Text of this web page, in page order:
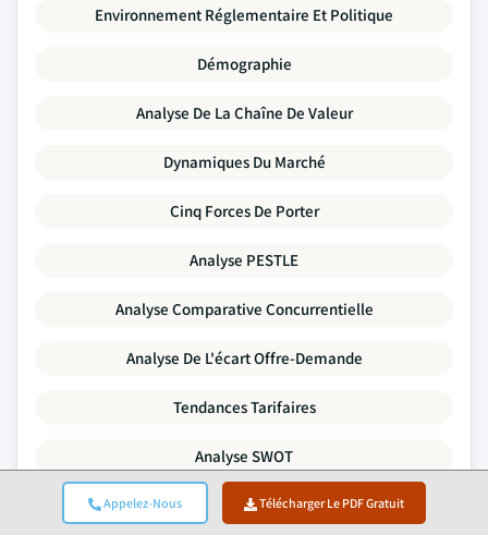
Appelez-Nous Télécharger Le PDF Gratuit
Environnement Réglementaire Et Politique
Démographie
Analyse De La Chaîne De Valeur
Dynamiques Du Marché
Cinq Forces De Porter
Analyse PESTLE
Analyse Comparative Concurrentielle
Analyse De L'écart Offre-Demande
Tendances Tarifaires
Analyse SWOT
Activité De Fusions-Acquisitions